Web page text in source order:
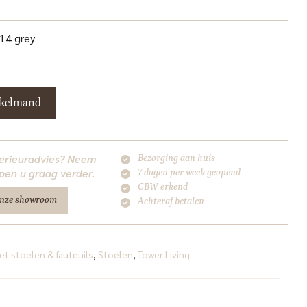
grey
Neem
u graag verder.
showroom
Bezorging aan huis
7 dagen per week geopend
CBW erkend
Achteraf betalen
stoelen & fauteuils, Stoelen, Tower Living